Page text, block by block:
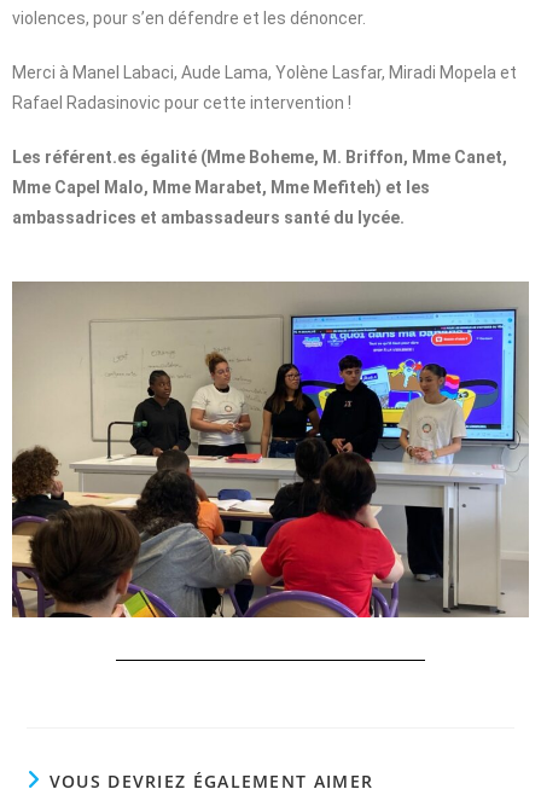
violences, pour s’en défendre et les dénoncer.
Merci à Manel Labaci, Aude Lama, Yolène Lasfar, Miradi Mopela et
Rafael Radasinovic pour cette intervention !
Les référent.es égalité (Mme Boheme, M. Briffon, Mme Canet,
Mme Capel Malo, Mme Marabet, Mme Mefiteh) et les
ambassadrices et ambassadeurs santé du lycée.
VOUS DEVRIEZ ÉGALEMENT AIMER